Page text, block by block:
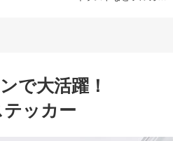
で大活躍！
ッカー